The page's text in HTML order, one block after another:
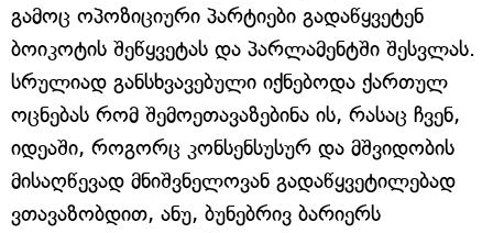
გამოც ოპოზიციური პარტიები გადაწყვეტენ
ბოიკოტის შეწყვეტას და პარლამენტში შესვლას.
სრულიად განსხვავებული იქნებოდა ქართულ
ოცნებას რომ შემოეთავაზებინა ის, რასაც ჩვენ,
იდეაში, როგორც კონსენსუსურ და მშვიდობის
მისაღწევად მნიშვნელოვან გადაწყვეტილებად
ვთავაზობდით, ანუ, ბუნებრივ ბარიერს